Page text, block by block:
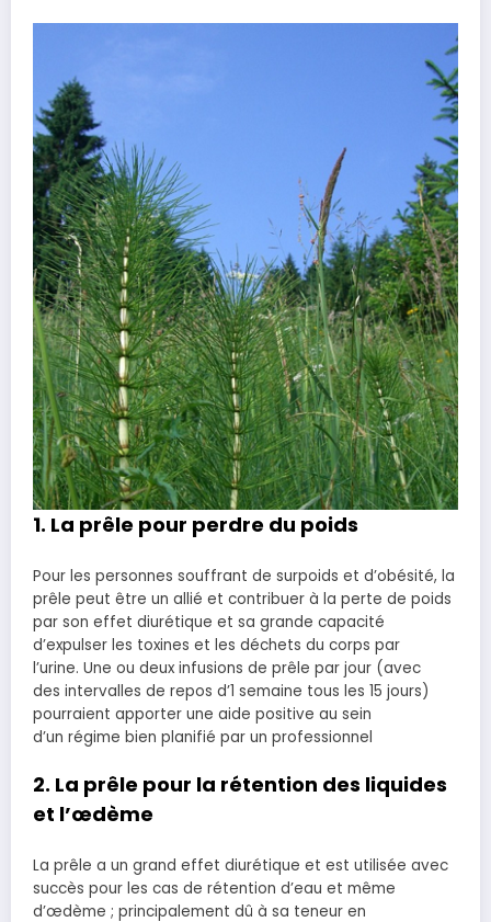
1. La prêle pour perdre du poids
Pour les personnes souffrant de surpoids et d’obésité, la
prêle peut être un allié et contribuer à la perte de poids
par son effet diurétique et sa grande capacité
d’expulser les toxines et les déchets du corps par
l’urine. Une ou deux infusions de prêle par jour (avec
des intervalles de repos d’1 semaine tous les 15 jours)
pourraient apporter une aide positive au sein
d’un régime bien planifié par un professionnel
2. La prêle pour la rétention des liquides
et l’œdème
La prêle a un grand effet diurétique et est utilisée avec
succès pour les cas de rétention d’eau et même
d’œdème ; principalement dû à sa teneur en